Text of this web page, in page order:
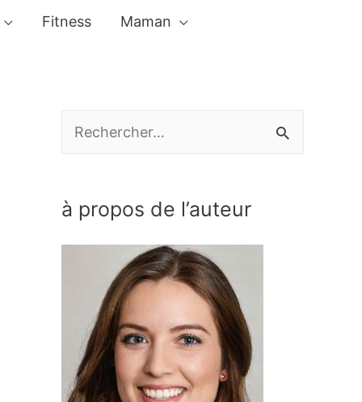
Fitness Maman
h
à propos de l’auteur